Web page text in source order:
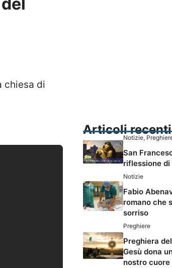
chiesa di
Articoli recenti
Notizie,
San
riflessione di
Notizie
Fabio
romano che
sorriso
Preghiere
Preghiera
Gesù dona
nostro cuore